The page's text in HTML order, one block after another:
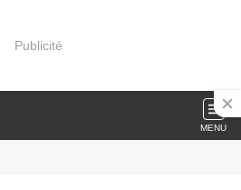
Publicité
MENU